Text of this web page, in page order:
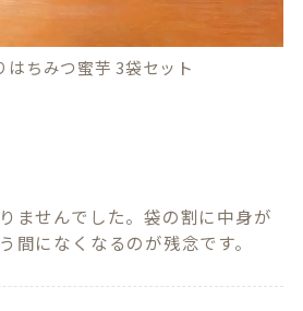
はちみつ蜜芋 3袋セット
ませんでした。袋の割に中身が
間になくなるのが残念です。